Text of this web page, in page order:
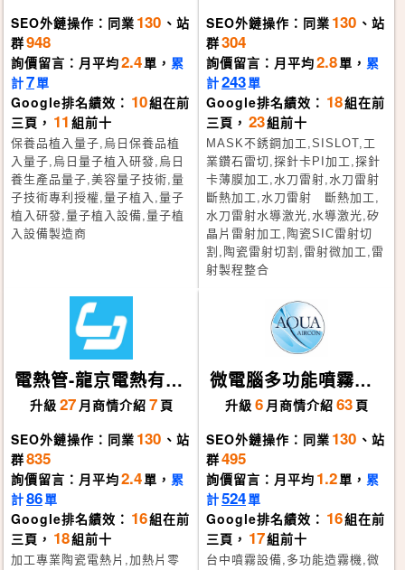
SEO外鏈操作：同業 130 、站
群948
詢價留言：月平均2.4單， 累
計7單
Google排名績效： 10組在前
三頁， 11 組前十
保養品植入量子,烏日保養品植
入量子,烏日量子植入研發,烏日
養生產品量子,美容量子技術,量
子技術專利授權,量子植入,量子
植入研發,量子植入設備,量子植
入設備製造商
SEO外鏈操作：同業 130 、站
群304
詢價留言：月平均2.8單， 累
計243單
Google排名績效： 18組在前
三頁， 23組前十
MASK不銹鋼加工,SISLOT,工
業鑽石雷切,探針卡PI加工,探針
卡薄膜加工,水刀雷射,水刀雷射
斷熱加工,水刀雷射 斷熱加工,
水刀雷射水導激光,水導激光,矽
晶片雷射加工,陶瓷SIC雷射切
割,陶瓷雷射切割,雷射微加工,雷
射製程整合
電熱管-龍京電熱有限
公司
升級 27 月商情介紹 7 頁
SEO外鏈操作：同業 130 、站
群835
詢價留言：月平均2.4單， 累
計86單
Google排名績效： 16組在前
三頁， 18組前十
加工專業陶瓷電熱片,加熱片零
微電腦多功能噴霧機
(微霧機、造霧機、人
際資源開發
升級 6 月商情介紹 63 頁
SEO外鏈操作：同業 130 、站
群495
詢價留言：月平均 1.2單， 累
計524單
Google排名績效： 16組在前
三頁， 17組前十
台中噴霧設備,多功能造霧機,微